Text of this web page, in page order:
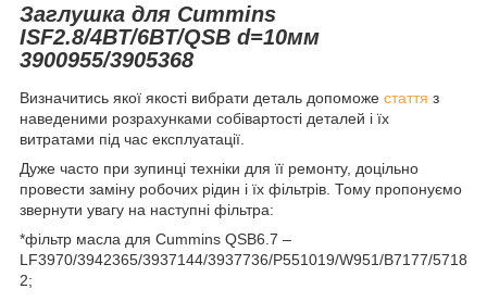
Заглушка для Cummins
ISF2.8/4BT/6BT/QSB d=10мм
3900955/3905368
Визначитись якої якості вибрати деталь допоможе стаття з
наведеними розрахунками собівартості деталей і їх
витратами під час експлуатації.
Дуже часто при зупинці техніки для її ремонту, доцільно
провести заміну робочих рідин і їх фільтрів. Тому пропонуємо
звернути увагу на наступні фільтра:
*фільтр масла для Cummins QSB6.7 –
LF3970/3942365/3937144/3937736/P551019/W951/B7177/5718
2;